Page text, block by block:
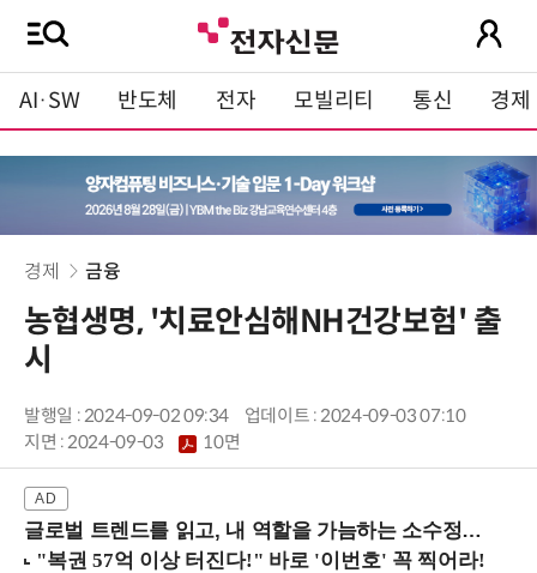
AI·SW 반도체 전자 모빌리티 통신 경제
경제 금융
농협생명, '치료안심해NH건강보험' 출
시
발행일 : 2024-09-02 09:34
업데이트 : 2024-09-03 07:10
지면 :2024-09-03 10면
글로벌 트렌드를 읽고, 내 역할을 가늠하는 소수정예 실습 워크숍 (8/28 신논현역)